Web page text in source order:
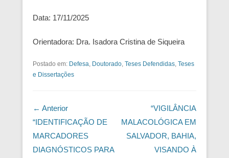
Data: 17/11/2025
Orientadora: Dra. Isadora Cristina de Siqueira
Postado em: Defesa, Doutorado, Teses Defendidas, Teses
e Dissertações
Navegação das Postagens
← Anterior
“IDENTIFICAÇÃO DE
MARCADORES
DIAGNÓSTICOS PARA
“VIGILÂNCIA
MALACOLÓGICA EM
SALVADOR, BAHIA,
VISANDO À